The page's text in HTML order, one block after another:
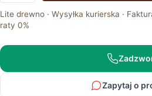
Dębowy
Rustykalny
Naturalnym
–
Lite drewno · Wysyłka kurierska ·
raty 0%
Zapytaj o